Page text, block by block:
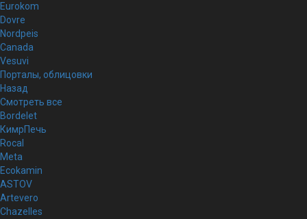
Eurokom
Dovre
Nordpeis
Canada
Vesuvi
Порталы, облицовки
Назад
Смотреть все
Bordelet
КимрПечь
Rocal
Meta
Ecokamin
ASTOV
Artevero
Chazelles